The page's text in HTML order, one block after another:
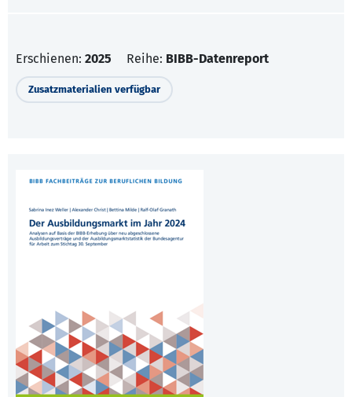
Erschienen: 2025 Reihe: BIBB-Datenreport
Zusatzmaterialien verfügbar